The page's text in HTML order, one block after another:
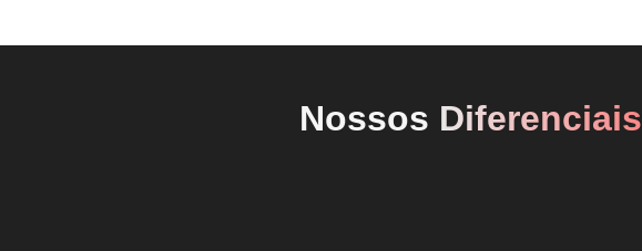
Nossos Diferenciais